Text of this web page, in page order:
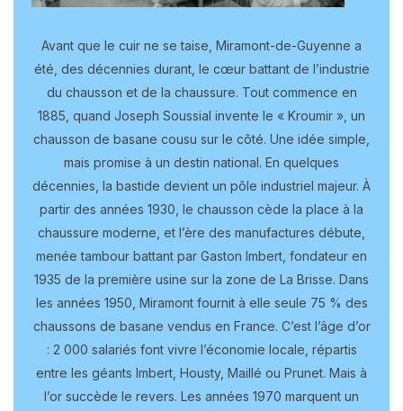
Avant que le cuir ne se taise, Miramont-de-Guyenne a
été, des décennies durant, le cœur battant de l’industrie
du chausson et de la chaussure. Tout commence en
1885, quand Joseph Soussial invente le « Kroumir », un
chausson de basane cousu sur le côté. Une idée simple,
mais promise à un destin national. En quelques
décennies, la bastide devient un pôle industriel majeur. À
partir des années 1930, le chausson cède la place à la
chaussure moderne, et l’ère des manufactures débute,
menée tambour battant par Gaston Imbert, fondateur en
1935 de la première usine sur la zone de La Brisse. Dans
les années 1950, Miramont fournit à elle seule 75 % des
chaussons de basane vendus en France. C’est l’âge d’or
: 2 000 salariés font vivre l’économie locale, répartis
entre les géants Imbert, Housty, Maillé ou Prunet. Mais à
l’or succède le revers. Les années 1970 marquent un